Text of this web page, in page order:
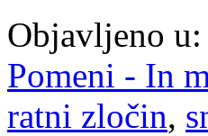
Objavljeno u:
Pomeni - In
ratni zločin,